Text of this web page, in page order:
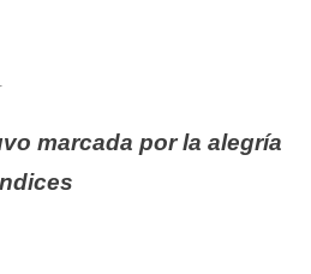
marcada por la alegría